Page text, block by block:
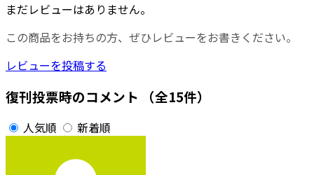
まだレビューはありません。
この商品をお持ちの方、ぜひレビューをお書きください。
レビューを投稿する
復刊投票時のコメント （全15件）
人気順 新着順